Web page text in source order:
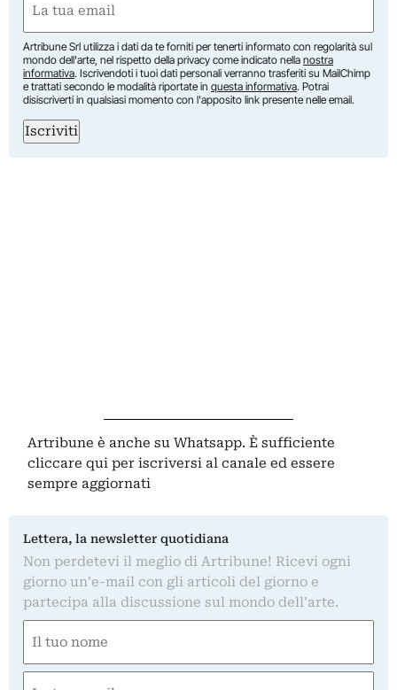
(Required)
Artribune Srl utilizza i dati da te forniti per tenerti informato con regolarità sul
mondo dell'arte, nel rispetto della privacy come indicato nella nostra
informativa. Iscrivendoti i tuoi dati personali verranno trasferiti su MailChimp
e trattati secondo le modalità riportate in questa informativa. Potrai
disiscriverti in qualsiasi momento con l'apposito link presente nelle email.
Iscriviti
Artribune è anche su Whatsapp. È sufficiente
cliccare qui per iscriversi al canale ed essere
sempre aggiornati
Lettera, la newsletter quotidiana
Non perdetevi il meglio di Artribune! Ricevi ogni
giorno un'e-mail con gli articoli del giorno e
partecipa alla discussione sul mondo dell'arte.
(Required)